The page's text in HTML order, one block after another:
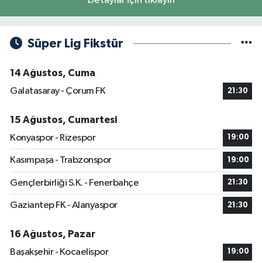
Süper Lig Fikstür
14 Ağustos, Cuma
Galatasaray - Çorum FK
21:30
15 Ağustos, Cumartesi
Konyaspor - Rizespor
19:00
Kasımpaşa - Trabzonspor 19:00
Gençlerbirliği S.K. - Fenerbahçe 21:30
Gaziantep FK - Alanyaspor 21:30
16 Ağustos, Pazar
Başakşehir - Kocaelispor
19:00